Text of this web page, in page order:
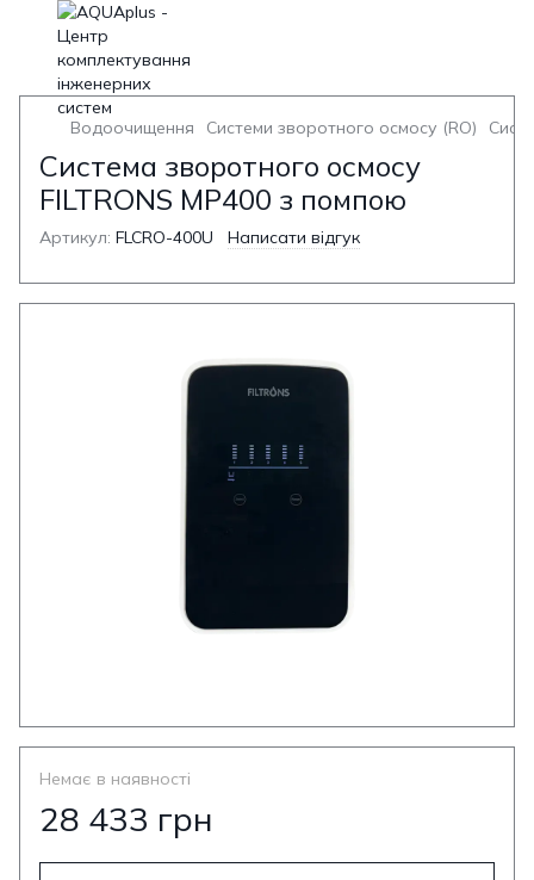
Водоочищення Системи зворотного осмосу (RO)
Система зворотного осмосу
FILTRONS MP400 з помпою
Артикул: FLCRO-400U Написати відгук
Немає в наявності
28 433 грн